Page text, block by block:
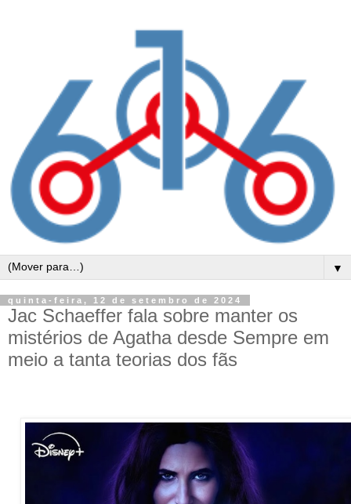
▼
quinta-feira, 12 de setembro de 2024
Jac Schaeffer fala sobre manter os
mistérios de Agatha desde Sempre em
meio a tanta teorias dos fãs